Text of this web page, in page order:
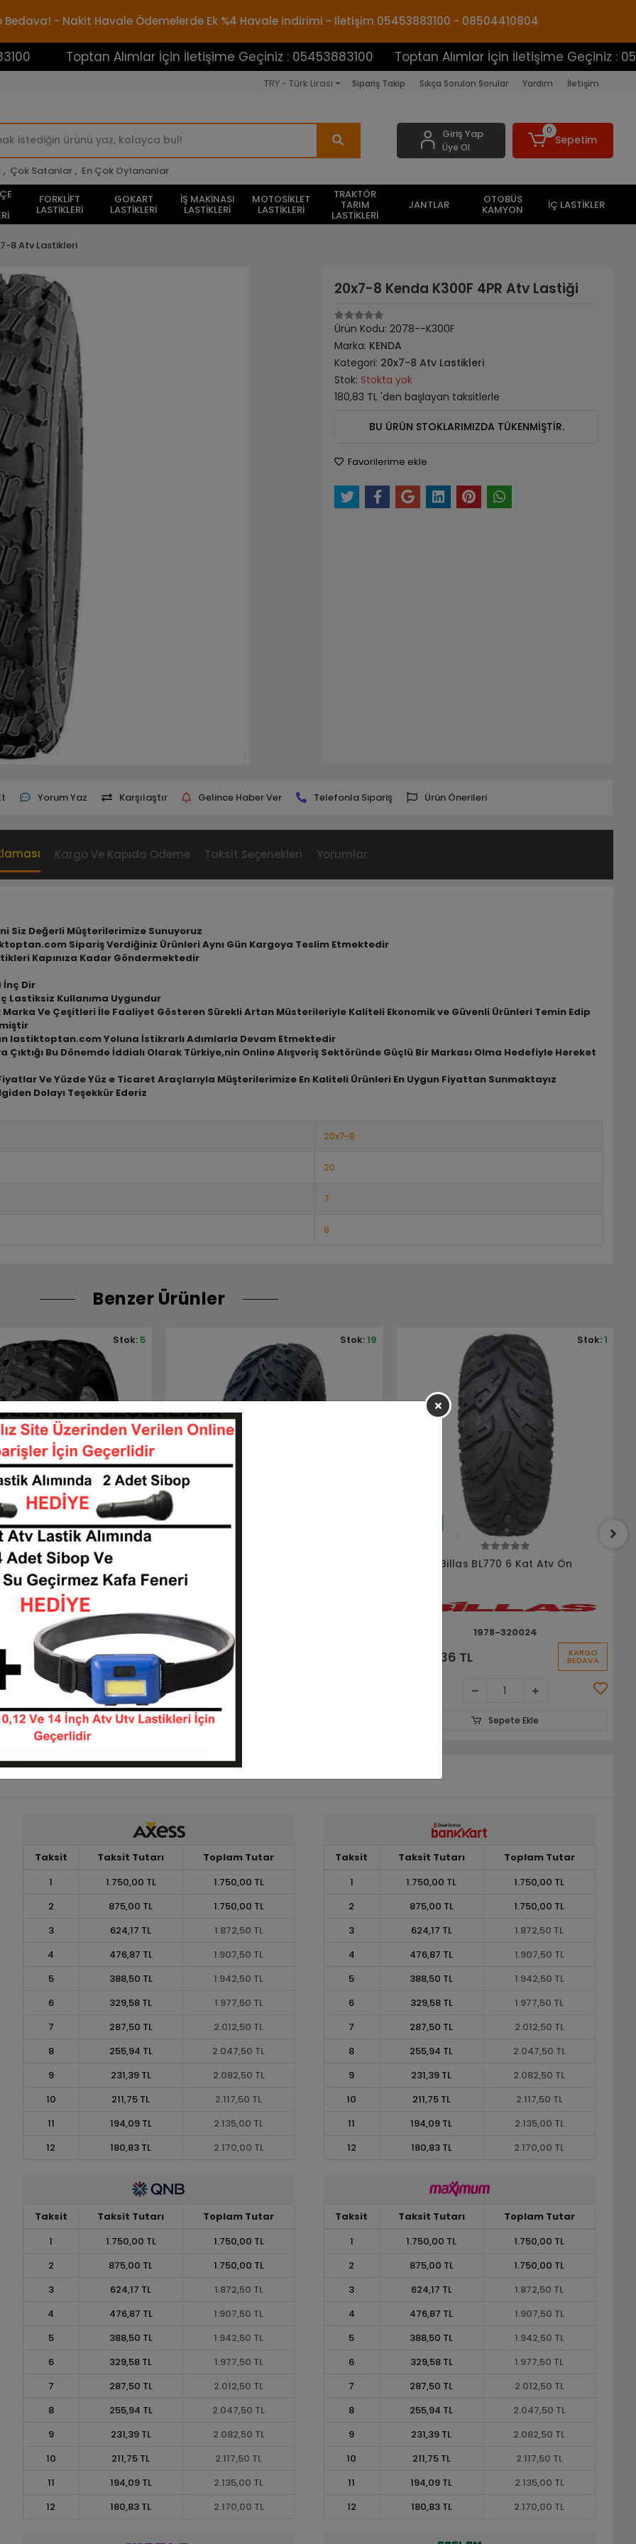
Bedava! - Nakit Havale Ödemelerde Ek %4 Havale İndirimi - İletişim 05453883100 - 08504410804
Toptan Alımlar İçin İletişime Geçiniz : 05453883100 Toptan Alımlar İçin İletişime Geçiniz :
TRY - Türk Lirası Sipariş Takip Sıkça Sorulan Sorular Yardım İletişim
, Çok Satanlar , En Çok Oylananlar
Giriş Yap
Üye Ol
0
Sepetim
FORKLİFT
LASTİKLERİ
GOKART
LASTİKLERİ
İŞ MAKİNASI
LASTİKLERİ
MOTOSİKLET
LASTİKLERİ
TRAKTÖR
TARIM
LASTİKLERİ
JANTLAR OTOBÜS
KAMYON İÇ LASTİKLER
8 Atv Lastikleri
20x7-8 Kenda K300F 4PR Atv Lastiği
Ürün Kodu:2078--K300F
Marka: KENDA
Kategori: 20x7-8 Atv Lastikleri
Stok: Stokta yok
180,83 TL 'den başlayan taksitlerle
BU ÜRÜN STOKLARIMIZDA TÜKENMİŞTİR.
Favorilerime ekle
Yorum Yaz Karşılaştır Gelince Haber Ver Telefonla Sipariş Ürün Önerileri
Kargo Ve Kapıda Ödeme Taksit Seçenekleri Yorumlar
Siz Değerli Müşterilerimize Sunuyoruz
Sipariş Verdiğiniz Ürünleri Aynı Gün Kargoya Teslim Etmektedir
Kapınıza Kadar Göndermektedir
İnç Dir
Lastiksiz Kullanıma Uygundur
Ve Çeşitleri İle Faaliyet Gösteren Sürekli Artan Müsterileriyle Kaliteli Ekonomik ve Güvenli Ürünleri Temin Edip
lastiktoptan.com Yoluna İstikrarlı Adımlarla Devam Etmektedir
Bu Dönemde İddialı Olarak Türkiye,nin Online Alışveriş Sektöründe Güçlü Bir Markası Olma Hedefiyle Hereket
Ve Yüzde Yüz e Ticaret Araçlarıyla Müşterilerimize En Kaliteli Ürünleri En Uygun Fiyattan Sunmaktayız
Dolayı Teşekkür Ederiz
20x7-8
20
7
8
Benzer Ürünler
Sepete Ekle
BL770 6Kat Atv
1978-BL770-6KAT
KARGO
BEDAVA
Stok:19
Sepete Ekle
Lastiği
2.923,36 TL
Stok:1
19x7-8 Wattstone WS711 6 Kat Atv
1978-WS711-6
2.850,00 TL KARGO
BEDAVA
Stok:25
Sepete Ekle
Taksit Taksit Tutarı
Toplam Tutar
1
1.750,00 TL
1.750,00 TL
2
875,00 TL
1.750,00 TL
3
624,17 TL
1.872,50 TL
4
476,87 TL
1.907,50 TL
5
388,50 TL
1.942,50 TL
6
329,58 TL
1.977,50 TL
7
287,50 TL
2.012,50 TL
8
255,94 TL
2.047,50 TL
9
231,39 TL
2.082,50 TL
10
211,75 TL
2.117,50 TL
11
194,09 TL
2.135,00 TL
12
180,83 TL 2.170,00 TL
Taksit Taksit Tutarı
Toplam Tutar
1
1.750,00 TL
1.750,00 TL
2
875,00 TL
1.750,00 TL
3
624,17 TL
1.872,50 TL
4
476,87 TL
1.907,50 TL
5
388,50 TL
1.942,50 TL
6
329,58 TL
1.977,50 TL
7
287,50 TL
2.012,50 TL
8
255,94 TL
2.047,50 TL
9
231,39 TL
2.082,50 TL
10
211,75 TL
2.117,50 TL
11
194,09 TL
2.135,00 TL
12
180,83 TL 2.170,00 TL
Taksit Taksit Tutarı
Toplam Tutar
1
1.750,00 TL
1.750,00 TL
2
875,00 TL
1.750,00 TL
3
624,17 TL
1.872,50 TL
4
476,87 TL
1.907,50 TL
5
388,50 TL
1.942,50 TL
6
329,58 TL
1.977,50 TL
7
287,50 TL
2.012,50 TL
8
255,94 TL
2.047,50 TL
9
231,39 TL
2.082,50 TL
10
211,75 TL
2.117,50 TL
11
194,09 TL
2.135,00 TL
12
180,83 TL 2.170,00 TL
Taksit Taksit Tutarı
Toplam Tutar
1
1.750,00 TL
1.750,00 TL
2
875,00 TL
1.750,00 TL
3
624,17 TL
1.872,50 TL
4
476,87 TL
1.907,50 TL
5
388,50 TL
1.942,50 TL
6
329,58 TL
1.977,50 TL
7
287,50 TL
2.012,50 TL
8
255,94 TL
2.047,50 TL
9
231,39 TL
2.082,50 TL
10
211,75 TL
2.117,50 TL
11
194,09 TL
2.135,00 TL
12
180,83 TL 2.170,00 TL